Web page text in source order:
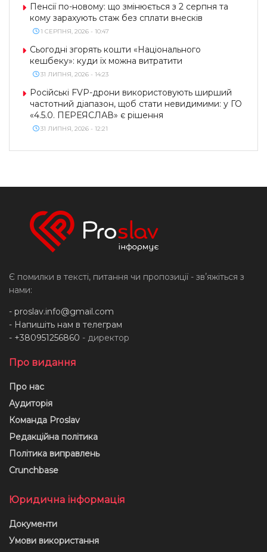
Пенсії по-новому: що змінюється з 2 серпня та
кому зарахують стаж без сплати внесків
1 СЕРПНЯ, 2026 - 10:47
Сьогодні згорять кошти «Національного
кешбеку»: куди їх можна витратити
31 ЛИПНЯ, 2026 - 14:23
Російські FVP-дрони використовують ширший
частотний діапазон, щоб стати невидимими: у ГО
«4.5.0. ПЕРЕЯСЛАВ» є рішення
31 ЛИПНЯ, 2026 - 12:21
Є помилки в тексті, питання чи пропозиції - звʼяжіться з
нами:
- proslav.info@gmail.com
- Напишіть нам в телеграм
- +380951256860 - директор
Про видання
Про нас
Аудиторія
Команда Proslav
Редакційна політика
Політика виправлень
Crunchbase
Юридична інформація
Документи
Умови використання